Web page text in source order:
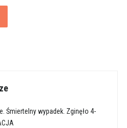
Śmiertelny wypadek. Zginęło 4-